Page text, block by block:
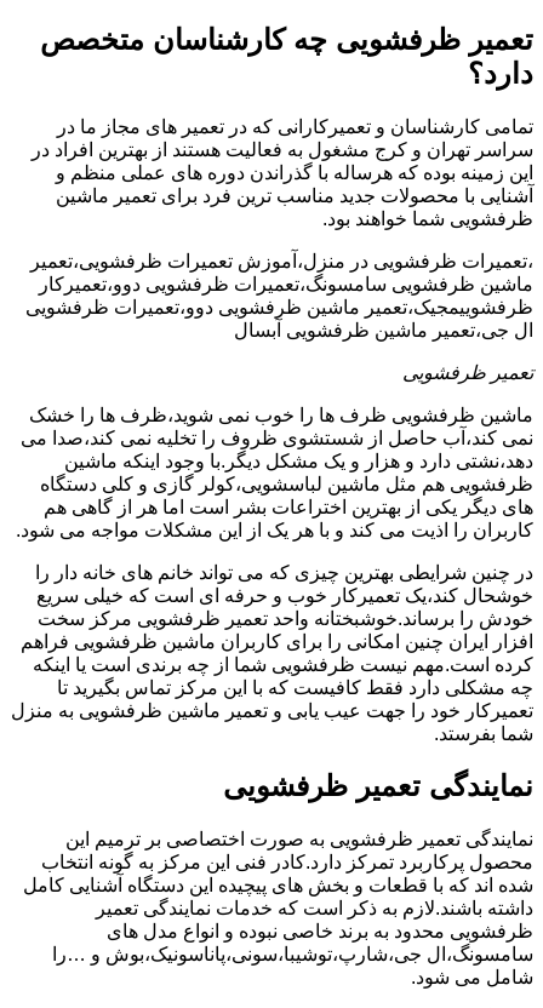
تعمیر ظرفشویی چه کارشناسان متخصص
دارد؟
تمامی کارشناسان و تعمیرکارانی که در تعمیر های مجاز ما در
سراسر تهران و کرج مشغول به فعالیت هستند از بهترین افراد در
این زمینه بوده که هرساله با گذراندن دوره های عملی منظم و
آشنایی با محصولات جدید مناسب ترین فرد برای تعمیر ماشین
ظرفشویی شما خواهند بود.
،تعمیرات ظرفشویی در منزل،آموزش تعمیرات ظرفشویی،تعمیر
ماشین ظرفشویی سامسونگ،تعمیرات ظرفشویی دوو،تعمیرکار
ظرفشوییمجیک،تعمیر ماشین ظرفشویی دوو،تعمیرات ظرفشویی
ال جی،تعمیر ماشین ظرفشویی آبسال
تعمیر ظرفشویی
ماشین ظرفشویی ظرف ها را خوب نمی شوید،ظرف ها را خشک
نمی کند،آب حاصل از شستشوی ظروف را تخلیه نمی کند،صدا می
دهد،نشتی دارد و هزار و یک مشکل دیگر.با وجود اینکه ماشین
ظرفشویی هم مثل ماشین لباسشویی،کولر گازی و کلی دستگاه
های دیگر یکی از بهترین اختراعات بشر است اما هر از گاهی هم
کاربران را اذیت می کند و با هر یک از این مشکلات مواجه می شود.
در چنین شرایطی بهترین چیزی که می تواند خانم های خانه دار را
خوشحال کند،یک تعمیرکار خوب و حرفه ای است که خیلی سریع
خودش را برساند.خوشبختانه واحد تعمیر ظرفشویی مرکز سخت
افزار ایران چنین امکانی را برای کاربران ماشین ظرفشویی فراهم
کرده است.مهم نیست ظرفشویی شما از چه برندی است یا اینکه
چه مشکلی دارد فقط کافیست که با این مرکز تماس بگیرید تا
تعمیرکار خود را جهت عیب یابی و تعمیر ماشین ظرفشویی به منزل
شما بفرستد.
نمایندگی تعمیر ظرفشویی
نمایندگی تعمیر ظرفشویی به صورت اختصاصی بر ترمیم این
محصول پرکاربرد تمرکز دارد.کادر فنی این مرکز به گونه انتخاب
شده اند که با قطعات و بخش های پیچیده این دستگاه آشنایی کامل
داشته باشند.لازم به ذکر است که خدمات نمایندگی تعمیر
ظرفشویی محدود به برند خاصی نبوده و انواع مدل های
سامسونگ،ال جی،شارپ،توشیبا،سونی،پاناسونیک،بوش و …را
شامل می شود.